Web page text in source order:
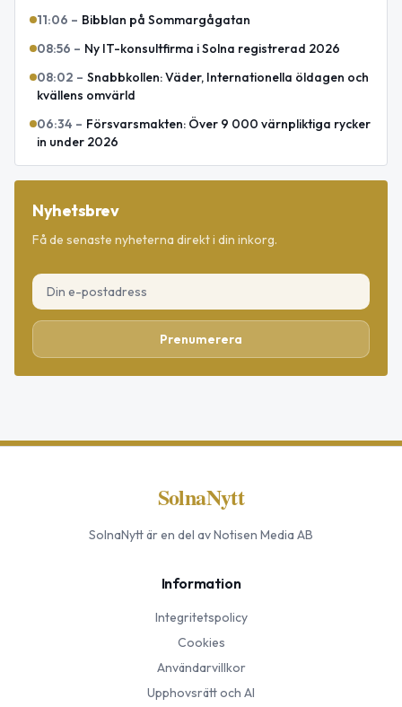
11:06 – Bibblan på Sommargågatan
08:56 – Ny IT-konsultfirma i Solna registrerad 2026
08:02 – Snabbkollen: Väder, Internationella öldagen och
kvällens omvärld
06:34 – Försvarsmakten: Över 9 000 värnpliktiga rycker
in under 2026
Nyhetsbrev
Få de senaste nyheterna direkt i din inkorg.
Prenumerera
SolnaNytt
SolnaNyttär en del av Notisen Media AB
Information
Integritetspolicy
Cookies
Användarvillkor
Upphovsrätt och AI